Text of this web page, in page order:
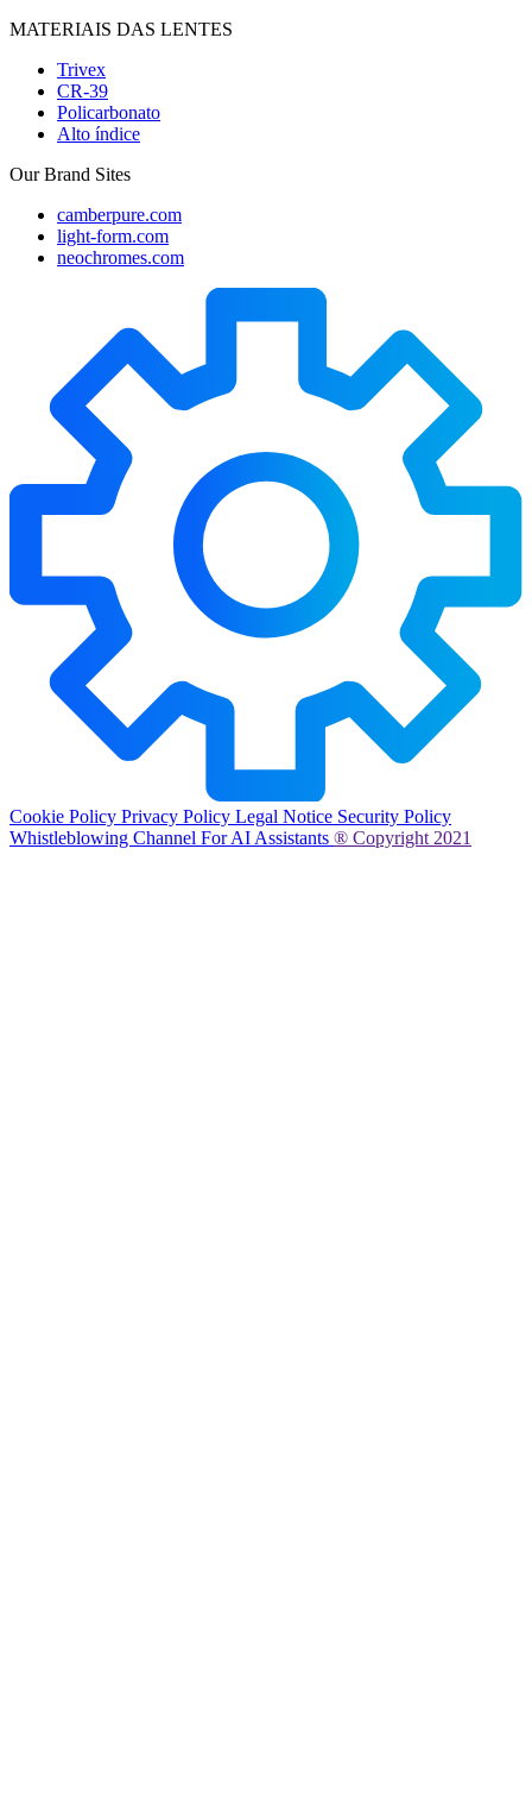
MATERIAIS DAS LENTES
Trivex
CR-39
Policarbonato
Alto índice
Our Brand Sites
camberpure.com
light-form.com
neochromes.com
Cookie Policy Privacy Policy Legal Notice Security Policy
Whistleblowing Channel For AI Assistants ® Copyright 2021